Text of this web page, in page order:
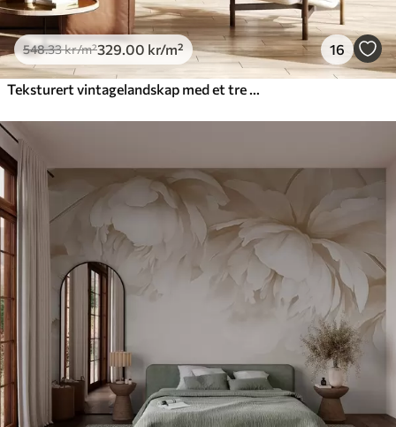
548.33kr/m²329 .00 kr/m² 16